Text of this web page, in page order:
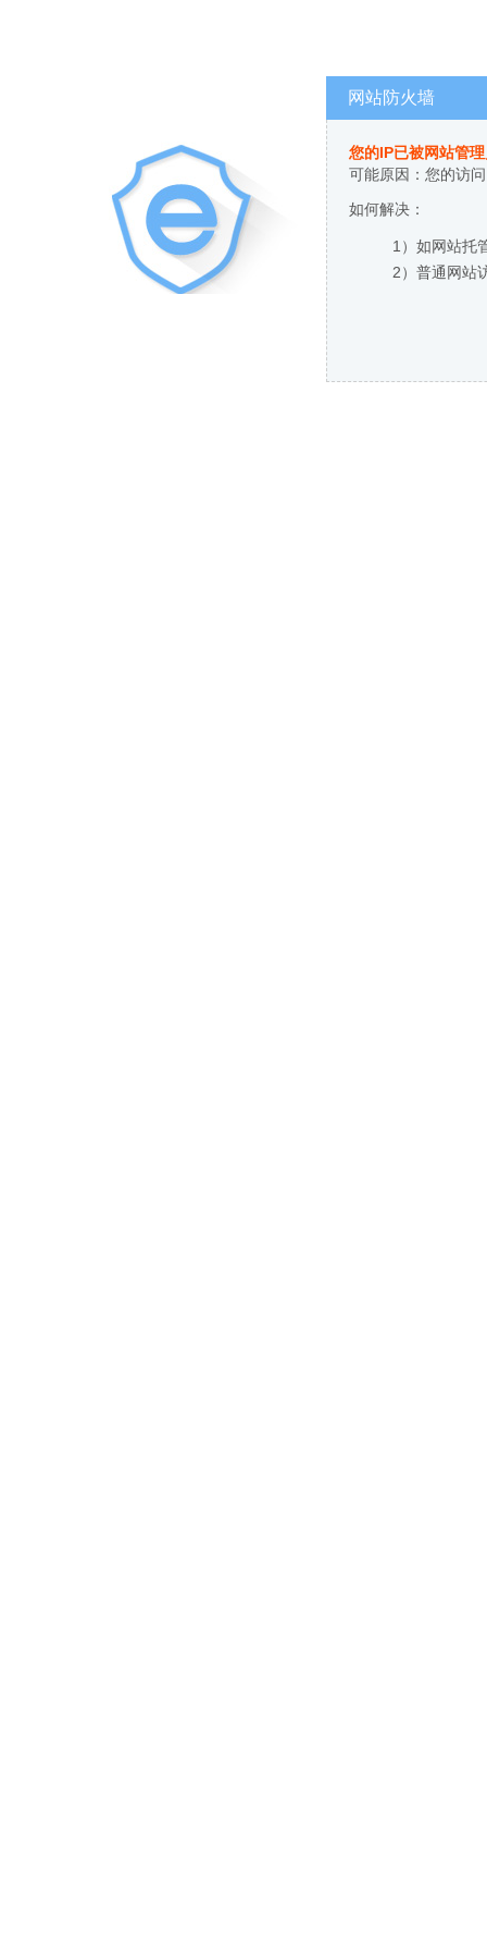
网站防火墙
您的IP已被网站管
可能原因：您的访
如何解决：
1）如网站托
2）普通网站